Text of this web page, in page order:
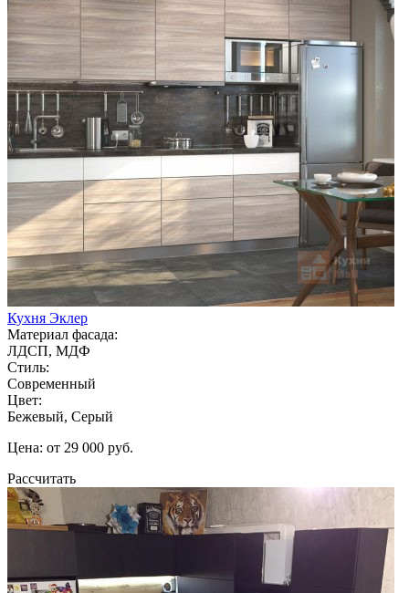
Кухня Эклер
Материал фасада:
ЛДСП, МДФ
Стиль:
Современный
Цвет:
Бежевый, Серый
Цена: от 29 000 руб.
Рассчитать